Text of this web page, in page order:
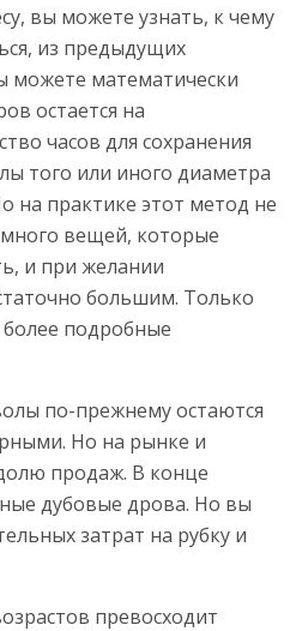
вы можете узнать, к чему
из предыдущих
можете математически
остается на
часов для сохранения
того или иного диаметра
на практике этот метод не
много вещей, которые
и при желании
большим. Только
подробные
по-прежнему остаются
Но на рынке и
продаж. В конце
дубовые дрова. Но вы
затрат на рубку и
превосходит